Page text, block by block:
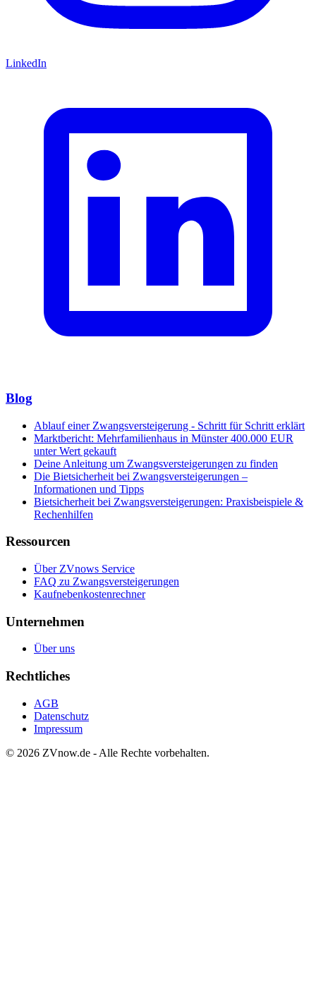
LinkedIn
Blog
Ablauf einer Zwangsversteigerung - Schritt für Schritt erklärt
Marktbericht: Mehrfamilienhaus in Münster 400.000 EUR
unter Wert gekauft
Deine Anleitung um Zwangsversteigerungen zu finden
Die Bietsicherheit bei Zwangsversteigerungen –
Informationen und Tipps
Bietsicherheit bei Zwangsversteigerungen: Praxisbeispiele &
Rechenhilfen
Ressourcen
Über ZVnows Service
FAQ zu Zwangsversteigerungen
Kaufnebenkostenrechner
Unternehmen
Über uns
Rechtliches
AGB
Datenschutz
Impressum
© 2026 ZVnow.de - Alle Rechte vorbehalten.